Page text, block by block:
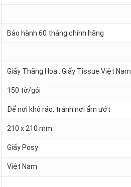
Bảo hành 60 tháng chính hãng
Giấy Thăng Hoa , Giấy Tissue Việt Nam
150 tờ/gói
Để nơi khô ráo, tránh nơi ẩm ướt
210 x 210 mm
Giấy Posy
Việt Nam